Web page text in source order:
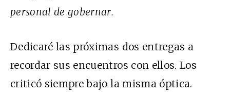
personal de gobernar.
Dedicaré las próximas dos entregas a
recordar sus encuentros con ellos. Los
criticó siempre bajo la misma óptica.